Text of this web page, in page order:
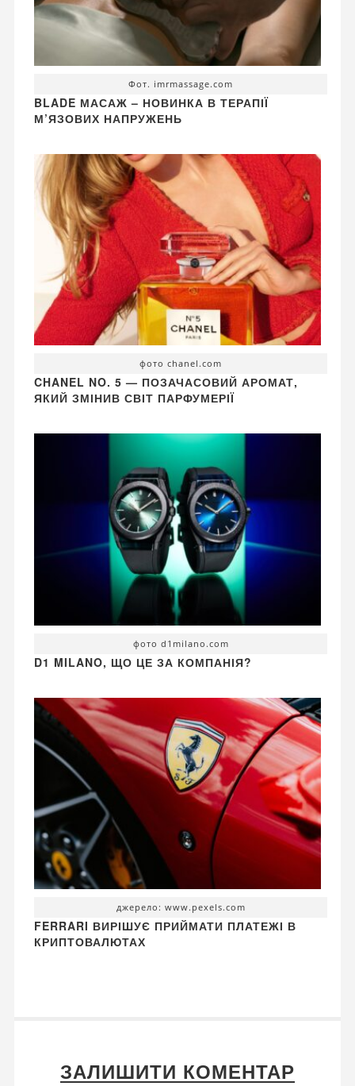
Фот. imrmassage.com
BLADE МАСАЖ – НОВИНКА В ТЕРАПІЇ
М’ЯЗОВИХ НАПРУЖЕНЬ
фото chanel.com
CHANEL NO. 5 — ПОЗАЧАСОВИЙ АРОМАТ,
ЯКИЙ ЗМІНИВ СВІТ ПАРФУМЕРІЇ
фото d1milano.com
D1 MILANO, ЩО ЦЕ ЗА КОМПАНІЯ?
джерело: www.pexels.com
FERRARI ВИРІШУЄ ПРИЙМАТИ ПЛАТЕЖІ В
КРИПТОВАЛЮТАХ
ЗАЛИШИТИ КОМЕНТАР